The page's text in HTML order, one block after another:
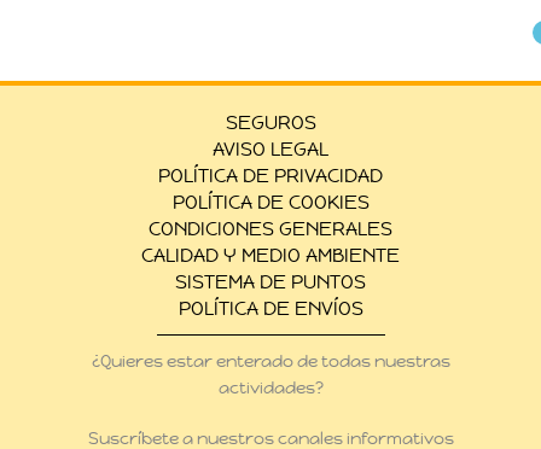
SEGUROS
AVISO LEGAL
POLÍTICA DE PRIVACIDAD
POLÍTICA DE COOKIES
CONDICIONES GENERALES
CALIDAD Y MEDIO AMBIENTE
SISTEMA DE PUNTOS
POLÍTICA DE ENVÍOS
¿Quieres estar enterado de todas nuestras
actividades?
Suscríbete a nuestros canales informativos